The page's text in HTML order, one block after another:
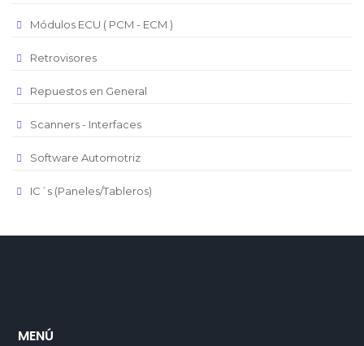
Módulos ECU ( PCM - ECM )
Retrovisores
Repuestos en General
Scanners - Interfaces
Software Automotriz
IC´s (Paneles/Tableros)
MENÚ